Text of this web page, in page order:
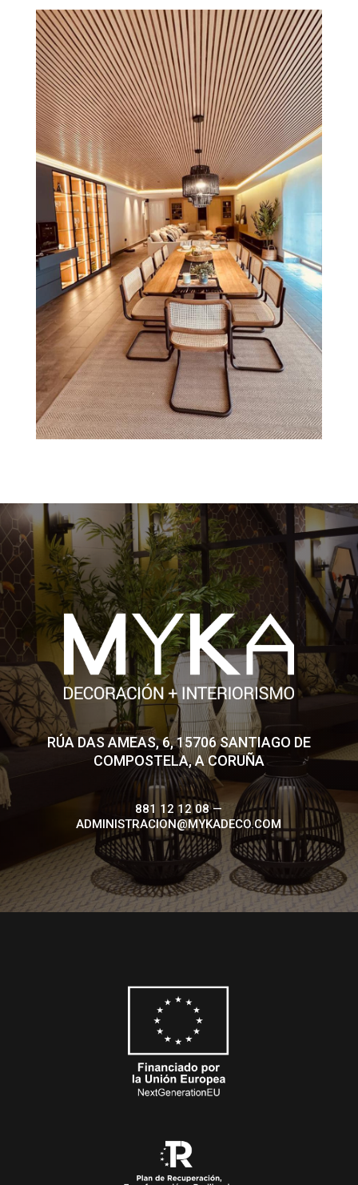
RÚA DAS AMEAS, 6, 15706 SANTIAGO DE
COMPOSTELA, A CORUÑA
881 12 12 08 —
ADMINISTRACION@MYKADECO.COM